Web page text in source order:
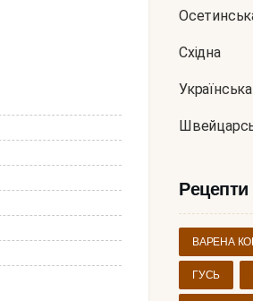
Східна
Українська
ВАРЕНА
ГУСЬ